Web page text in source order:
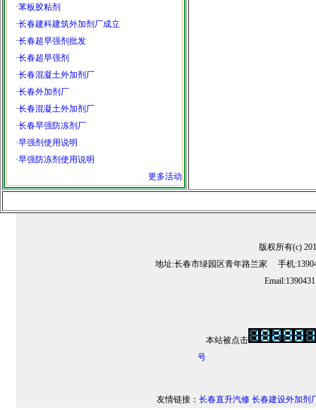
·苯板胶粘剂
·长春建科建筑外加剂厂成立
·长春超早强剂批发
·长春超早强剂
·长春混凝土外加剂厂
·长春外加剂厂
·长春混凝土外加剂厂
·长春早强防冻剂厂
·早强剂使用说明
·早强防冻剂使用说明
更多活动
版权所有(c)
地址:长春市绿园区青年路兰家 手机
本站被点击
号
友情链接： 长春直升汽修 长春建设外加剂